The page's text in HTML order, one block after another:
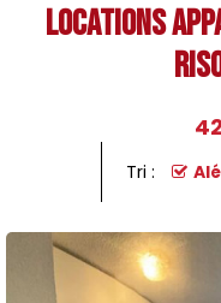
Locations
Tri :